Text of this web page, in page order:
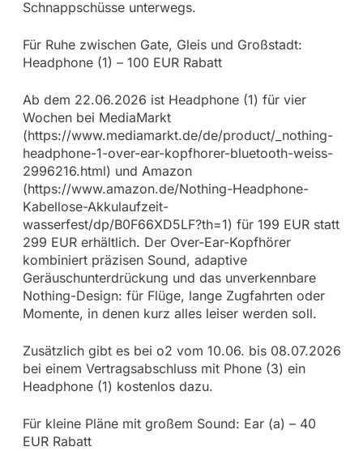
Schnappschüsse unterwegs.
Für Ruhe zwischen Gate, Gleis und Großstadt:
Headphone (1) – 100 EUR Rabatt
Ab dem 22.06.2026 ist Headphone (1) für vier
Wochen bei MediaMarkt
(https://www.mediamarkt.de/de/product/_nothing-
headphone-1-over-ear-kopfhorer-bluetooth-weiss-
2996216.html) und Amazon
(https://www.amazon.de/Nothing-Headphone-
Kabellose-Akkulaufzeit-
wasserfest/dp/B0F66XD5LF?th=1) für 199 EUR statt
299 EUR erhältlich. Der Over-Ear-Kopfhörer
kombiniert präzisen Sound, adaptive
Geräuschunterdrückung und das unverkennbare
Nothing-Design: für Flüge, lange Zugfahrten oder
Momente, in denen kurz alles leiser werden soll.
Zusätzlich gibt es bei o2 vom 10.06. bis 08.07.2026
bei einem Vertragsabschluss mit Phone (3) ein
Headphone (1) kostenlos dazu.
Für kleine Pläne mit großem Sound: Ear (a) – 40
EUR Rabatt